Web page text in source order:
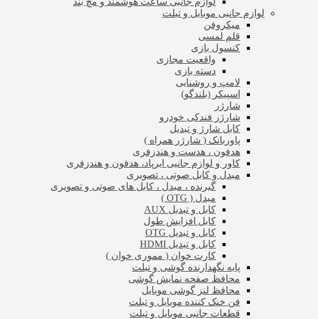
لوازم جانبی موبایل و تبلت
میکروفن
قلم لمسی
کنسول بازی
واقعیت مجازی
دسته بازی
لامپ و روشنایی
اسپیکر (بلندگو)
شارژر
شارژر فندکی خودرو
کابل شارژ و تبدیل
پاوربانک ( شارژر همراه )
هدفون ، هدست و هندزفری
کاور و لوازم جانبی ایرپاد، هدفون و هندزفری
مبدل و کابل صوتی ، تصویری
گیرنده ، مبدل ، کابل های صوتی و تصویری
مبدل ( OTG )
کابل و تبدیل AUX
کابل افزایش طول
کابل و تبدیل OTG
کابل و تبدیل HDMI
کارت خوان ( مموری خوان )
پایه نگهدارنده گوشی و تبلت
محافظ صفحه نمایش گوشی
محافظ لنز گوشی موبایل
فن خنک کننده موبایل و تبلت
قطعات جانبی موبایل و تبلت